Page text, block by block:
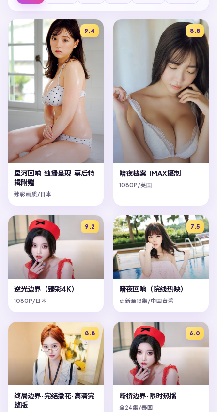
9.4
星河回响·独播呈现·幕后特
辑附赠
臻彩画质/日本
8.8
暗夜档案·IMAX摄制
1080P/英国
9.2
逆光边界（臻彩4K）
1080P/日本
7.5
暗夜回响（院线热映）
更新至13集/中国台湾
8.8
终局边界·完结撒花·高清完
整版
6.0
断桥边界·限时热播
全24集/泰国